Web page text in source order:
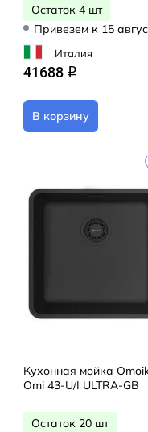
Остаток 4 шт
Привезем к 15
Италия
41688 q
В корзину
Кухонная мойка
Omi 43-U/I ULTRA-GB
Остаток 20 шт